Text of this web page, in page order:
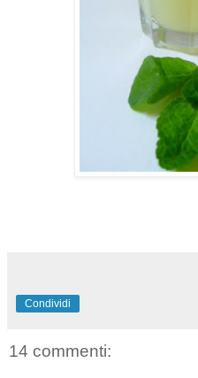
Condividi
14 commenti: